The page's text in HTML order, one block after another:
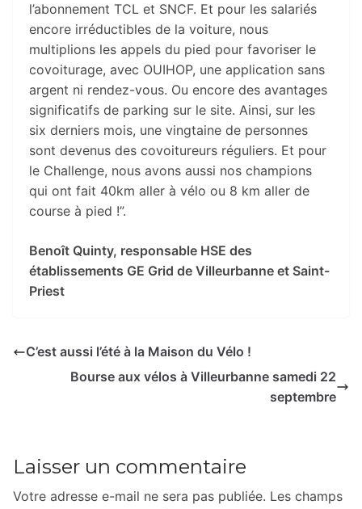
l’abonnement TCL et SNCF. Et pour les salariés
encore irréductibles de la voiture, nous
multiplions les appels du pied pour favoriser le
covoiturage, avec OUIHOP, une application sans
argent ni rendez-vous. Ou encore des avantages
significatifs de parking sur le site. Ainsi, sur les
six derniers mois, une vingtaine de personnes
sont devenus des covoitureurs réguliers. Et pour
le Challenge, nous avons aussi nos champions
qui ont fait 40km aller à vélo ou 8 km aller de
course à pied !”.
Benoît Quinty, responsable HSE des
établissements GE Grid de Villeurbanne et Saint-
Priest
C’est aussi l’été à la Maison du Vélo !
Bourse aux vélos à Villeurbanne samedi 22
septembre
Laisser un commentaire
Votre adresse e-mail ne sera pas publiée. Les champs